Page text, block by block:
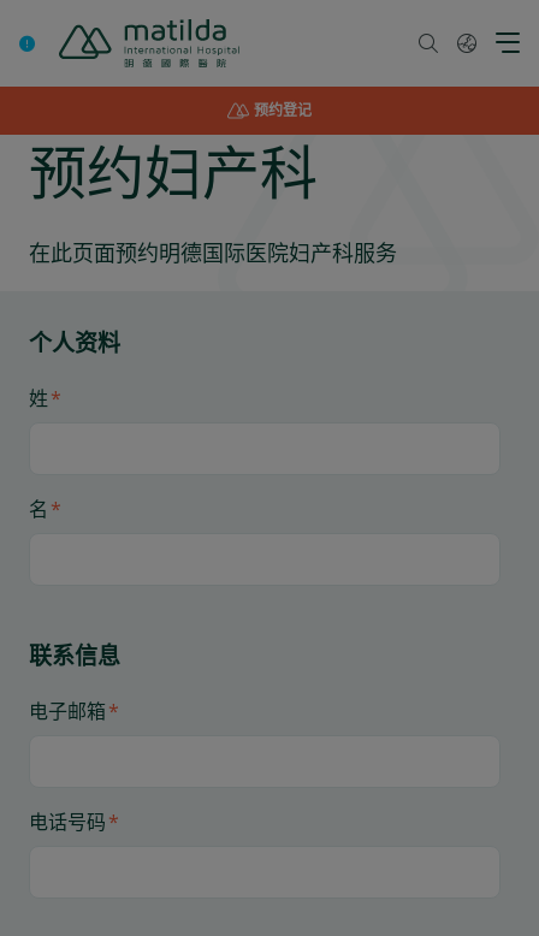
预约登记
预约妇产科
在此页面预约明德国际医院妇产科服务
个人资料
姓*
名 *
联系信息
电子邮箱*
电话号码*